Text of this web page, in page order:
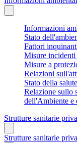
Informazioni
Stato
Fattori
Misure incidenti
Misure a
Relazioni
Stato della
Relazione sullo
dell'Ambiente e
Strutture sanitarie
Strutture sanitarie